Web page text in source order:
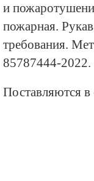
и
пожарная.
требования.
85787444-2022.
Поставляются в